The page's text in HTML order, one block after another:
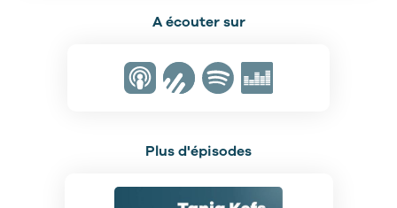
A écouter sur
Plus d'épisodes